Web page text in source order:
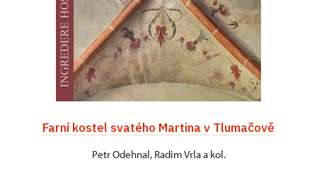
Farní kostel svatého Martina v Tlumačově
Petr Odehnal, Radim Vrla a kol.